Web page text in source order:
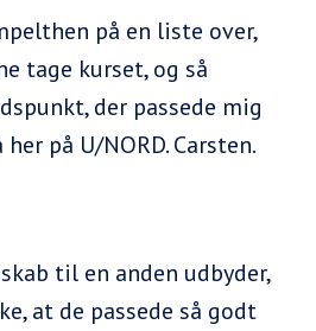
på en liste over,
tage kurset, og så
der passede mig
på U/NORD. Carsten.
til en anden udbyder,
at de passede så godt